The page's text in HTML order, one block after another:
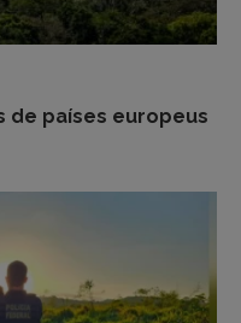
de países europeus